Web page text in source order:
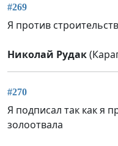
#269
Я против
Николай Рудак
#270
Я подписал так как я
золоотвала